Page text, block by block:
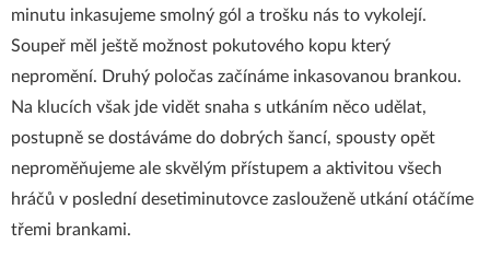
minutu inkasujeme smolný gól a trošku nás to vykolejí.
Soupeř měl ještě možnost pokutového kopu který
nepromění. Druhý poločas začínáme inkasovanou brankou.
Na klucích však jde vidět snaha s utkáním něco udělat,
postupně se dostáváme do dobrých šancí, spousty opět
neproměňujeme ale skvělým přístupem a aktivitou všech
hráčů v poslední desetiminutovce zaslouženě utkání otáčíme
třemi brankami.